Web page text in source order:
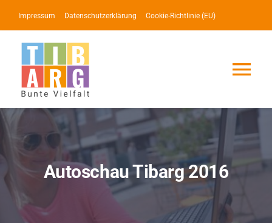
Inhalt
springen
Impressum Datenschutzerklärung Cookie-Richtlinie (EU)
Lotse
Service
Autoschau Tibarg 2016